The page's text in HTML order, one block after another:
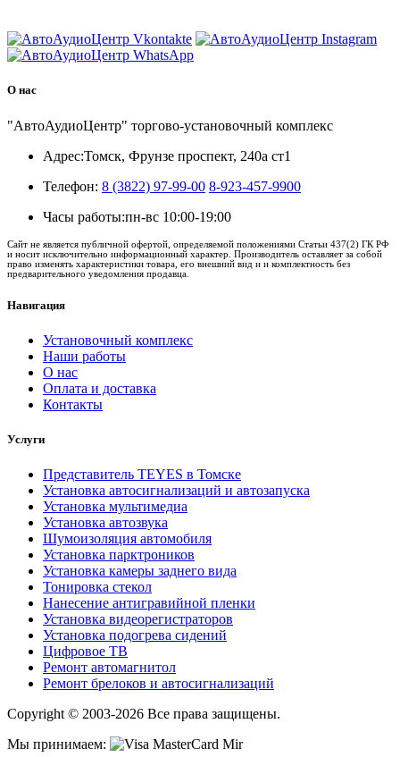
О нас
"АвтоАудиоЦентр" торгово-установочный комплекс
Адрес:Томск, Фрунзе проспект, 240а ст1
Телефон: 8 (3822) 97-99-00 8-923-457-9900
Часы работы:пн-вс 10:00-19:00
Сайт не является публичной офертой, определяемой положениями Статьи 437(2) ГК РФ
и носит исключительно информационный характер. Производитель оставляет за собой
право изменять характеристики товара, его внешний вид и и комплектность без
предварительного уведомления продавца.
Навигация
Установочный комплекс
Наши работы
О нас
Оплата и доставка
Контакты
Услуги
Представитель TEYES в Томске
Установка автосигнализаций и автозапуска
Установка мультимедиа
Установка автозвука
Шумоизоляция автомобиля
Установка парктроников
Установка камеры заднего вида
Тонировка стекол
Нанесение антигравийной пленки
Установка видеорегистраторов
Установка подогрева сидений
Цифровое ТВ
Ремонт автомагнитол
Ремонт брелоков и автосигнализаций
Copyright © 2003-2026 Все права защищены.
Мы принимаем: